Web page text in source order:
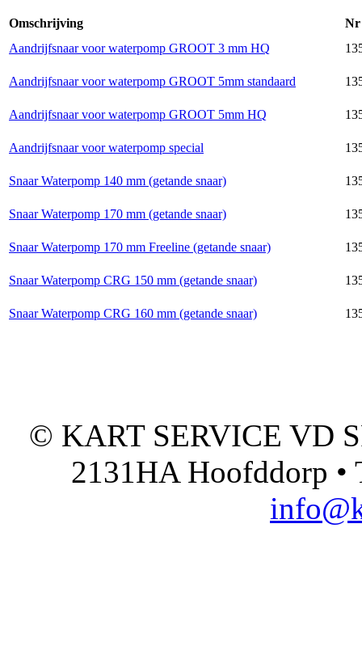
Omschrijving
Nr
Aandrijfsnaar voor waterpomp GROOT 3 mm HQ
Aandrijfsnaar voor waterpomp GROOT 5mm standaard
Aandrijfsnaar voor waterpomp GROOT 5mm HQ
Aandrijfsnaar voor waterpomp special
Snaar Waterpomp 140 mm (getande snaar)
Snaar Waterpomp 170 mm (getande snaar)
Snaar Waterpomp 170 mm Freeline (getande snaar)
Snaar Waterpomp CRG 150 mm (getande snaar)
Snaar Waterpomp CRG 160 mm (getande snaar)
© KART SERVICE VD
2131HA Hoofddorp •